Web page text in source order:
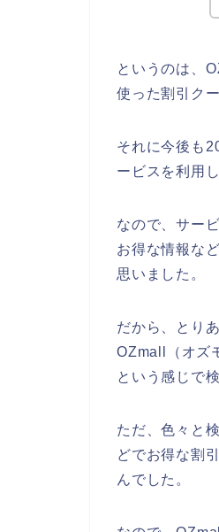
というのは、
使った割引ク
それに今後も
ービスを利用
なので、サー
お得な情報な
思いました。
だから、とり
OZmall（オズ
という感じで
ただ、色々と
どでお得な割
んでした。